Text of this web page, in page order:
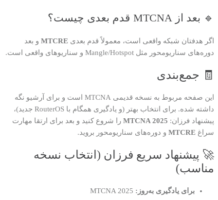
🔹 بعد از MTCNA قدم بعدی چیست؟
اگر هدفتان شبکه واقعی است، معمولاً قدم بعدی MTCRE و بعد
دوره‌های سناریومحور مثل Mangle/Hotspot و سناریوهای واقعی است.
🧾 جمع‌بندی
این صفحه مربوط به نسخه قدیمی MTCNA است و برای آرشیو نگه
داشته شده. برای انتخاب بهتر (و یادگیری همگام با RouterOS جدید)،
پیشنهاد فرزان: MTCNA 2025 را شروع کنید و بعد برای ارتقا مهارت
سراغ MTCRE و دوره‌های سناریومحور بروید.
🚀 پیشنهاد سریع فرزان (انتخاب نسخه
مناسب)
برای یادگیری به‌روز: